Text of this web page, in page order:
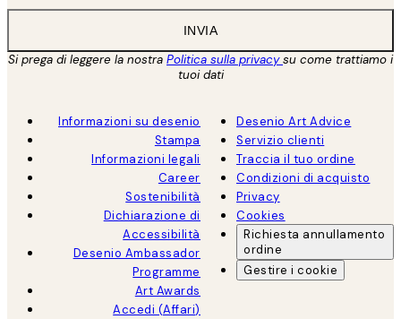
INVIA
Si prega di leggere la nostra Politica sulla privacysu come trattiamo i
tuoi dati
Informazioni su desenio
Stampa
Informazioni legali
Career
Sostenibilità
Dichiarazione di
Accessibilità
Desenio Ambassador
Programme
Art Awards
Accedi (Affari)
Desenio Art Advice
Servizio clienti
Traccia il tuo ordine
Condizioni di acquisto
Privacy
Cookies
Richiesta annullamento
ordine
Gestire i cookie